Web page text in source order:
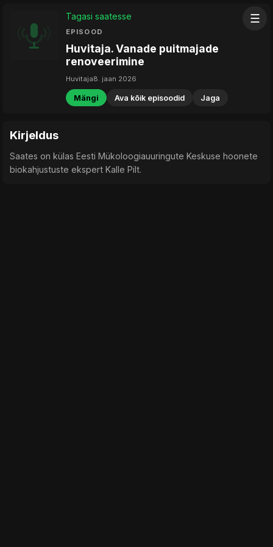
☰
Tagasi saatesse
EPISOOD
Huvitaja. Vanade puitmajade
renoveerimine
Huvitaja8. jaan 2026
Mängi Ava kõik episoodid Jaga
Kirjeldus
Saates on külas Eesti Mükoloogiauuringute Keskuse hoonete
biokahjustuste ekspert Kalle Pilt.